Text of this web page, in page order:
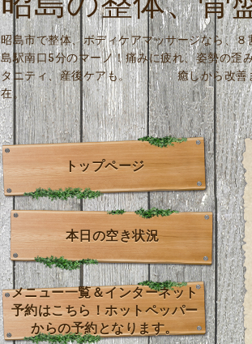
昭島市で整体、ボディケアマッサージなら、
島駅南口5分のマーノ！痛みに疲れ、姿勢の歪
タニティ、産後ケアも。 癒しから改善ま
在。
トップページ
本日の空き状況
メニュー一覧＆インターネット
予約はこちら！ホットペッパー
からの予約となります。